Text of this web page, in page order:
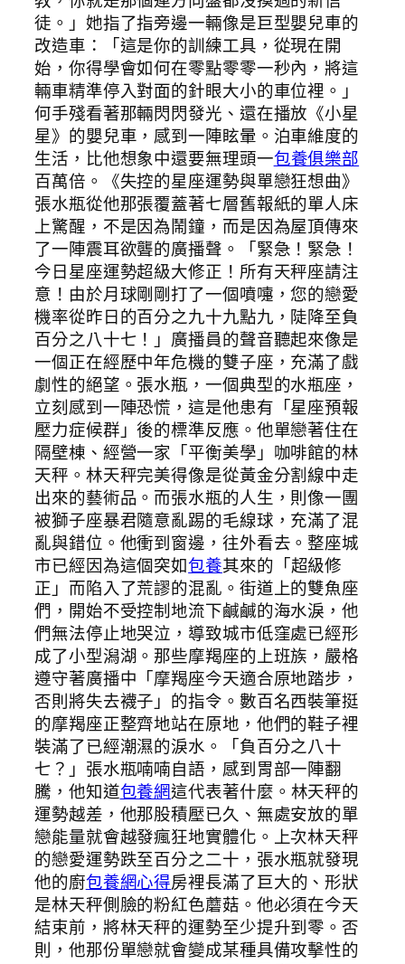
徒。」她指了指旁邊一輛像是巨型嬰兒車的
改造車：「這是你的訓練工具，從現在開
始，你得學會如何在零點零零一秒內，將這
輛車精準停入對面的針眼大小的車位裡。」
何手殘看著那輛閃閃發光、還在播放《小星
星》的嬰兒車，感到一陣眩暈。泊車維度的
生活，比他想象中還要無理頭一包養俱樂部
百萬倍。《失控的星座運勢與單戀狂想曲》
張水瓶從他那張覆蓋著七層舊報紙的單人床
上驚醒，不是因為鬧鐘，而是因為屋頂傳來
了一陣震耳欲聾的廣播聲。「緊急！緊急！
今日星座運勢超級大修正！所有天秤座請注
意！由於月球剛剛打了一個噴嚏，您的戀愛
機率從昨日的百分之九十九點九，陡降至負
百分之八十七！」廣播員的聲音聽起來像是
一個正在經歷中年危機的雙子座，充滿了戲
劇性的絕望。張水瓶，一個典型的水瓶座，
立刻感到一陣恐慌，這是他患有「星座預報
壓力症候群」後的標準反應。他單戀著住在
隔壁棟、經營一家「平衡美學」咖啡館的林
天秤。林天秤完美得像是從黃金分割線中走
出來的藝術品。而張水瓶的人生，則像一團
被獅子座暴君隨意亂踢的毛線球，充滿了混
亂與錯位。他衝到窗邊，往外看去。整座城
市已經因為這個突如包養其來的「超級修
正」而陷入了荒謬的混亂。街道上的雙魚座
們，開始不受控制地流下鹹鹹的海水淚，他
們無法停止地哭泣，導致城市低窪處已經形
成了小型潟湖。那些摩羯座的上班族，嚴格
遵守著廣播中「摩羯座今天適合原地踏步，
否則將失去襪子」的指令。數百名西裝筆挺
的摩羯座正整齊地站在原地，他們的鞋子裡
裝滿了已經潮濕的淚水。「負百分之八十
七？」張水瓶喃喃自語，感到胃部一陣翻
騰，他知道包養網這代表著什麼。林天秤的
運勢越差，他那股積壓已久、無處安放的單
戀能量就會越發瘋狂地實體化。上次林天秤
的戀愛運勢跌至百分之二十，張水瓶就發現
他的廚包養網心得房裡長滿了巨大的、形狀
是林天秤側臉的粉紅色蘑菇。他必須在今天
結束前，將林天秤的運勢至少提升到零。否
則，他那份單戀就會變成某種具備攻擊性的